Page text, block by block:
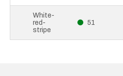
White-
red-
stripe
51